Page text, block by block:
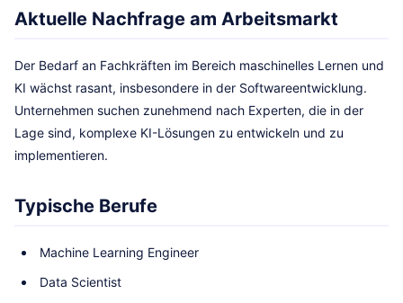
Aktuelle Nachfrage am Arbeitsmarkt
Der Bedarf an Fachkräften im Bereich maschinelles Lernen und
KI wächst rasant, insbesondere in der Softwareentwicklung.
Unternehmen suchen zunehmend nach Experten, die in der
Lage sind, komplexe KI-Lösungen zu entwickeln und zu
implementieren.
Typische Berufe
Machine Learning Engineer
Data Scientist